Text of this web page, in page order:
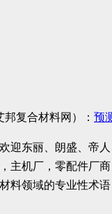
复合材料网）： 预
迎东丽、朗盛、帝
主机厂，零配件厂